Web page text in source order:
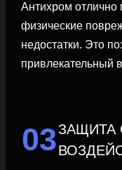
Антихром отлично
физические
недостатки. Это
привлекательный
03ЗАЩИТА